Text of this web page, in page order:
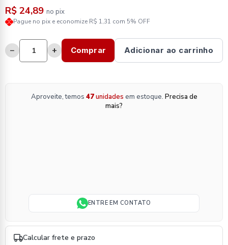
R$ 24,89 no pix
Pague no pix e economize R$ 1,31 com 5% OFF
− + Comprar Adicionar ao carrinho
Aproveite, temos 47unidades em estoque. Precisa de
mais?
ENTRE EM CONTATO
Calcular frete e prazo